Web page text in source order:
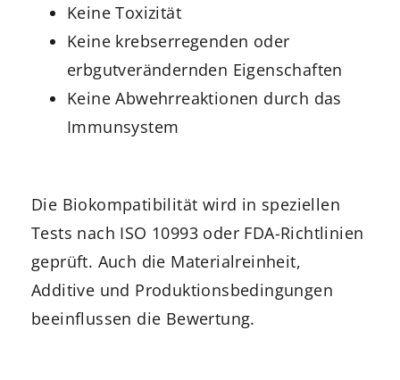
Keine Toxizität
Keine krebserregenden oder
erbgutverändernden Eigenschaften
Keine Abwehrreaktionen durch das
Immunsystem
Die Biokompatibilität wird in speziellen
Tests nach ISO 10993 oder FDA-Richtlinien
geprüft. Auch die Materialreinheit,
Additive und Produktionsbedingungen
beeinflussen die Bewertung.